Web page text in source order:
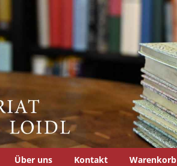
Über uns Kontakt Warenkorb